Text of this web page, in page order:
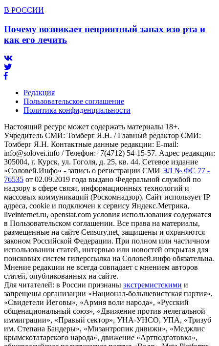
В РОССИИ
Почему возникает неприятный запах изо рта и
как его лечить
Редакция
Пользовательское соглашение
Политика конфиденциальности
Настоящий ресурс может содержать материалы 18+.
Учредитель СМИ: Томберг Я.Н. / Главный редактор СМИ:
Томберг Я.Н. Контактные данные редакции: E-mail:
info@solovei.info / Телефон:+7(4712) 54-15-57. Адрес редакции:
305004, г. Курск, ул. Гоголя, д. 25, кв. 44. Сетевое издание
«Соловей.Инфо» - запись о регистрации СМИ ЭЛ № ФС 77 -
76535 от 02.09.2019 года выдано Федеральной службой по
надзору в сфере связи, информационных технологий и
массовых коммуникаций (Роскомнадзор). Сайт использует IP
адреса, cookie и подключен к сервису Яндекс.Метрика,
liveinternet.ru, openstat.com условия использования содержатся
в Пользовательском соглашении. Все права на материалы,
размещенные на сайте Censury.net, защищены и охраняются
законом Российской Федерации. При полном или частичном
использовании статей, интервью или новостей открытая для
поисковых систем гиперссылка на Соловей.инфо обязательна.
Мнение редакции не всегда совпадает с мнением авторов
статей, опубликованных на сайте.
Для читателей: в России признаны экстремистскими и
запрещены организации «Национал-большевистская партия»,
«Свидетели Иеговы», «Армия воли народа», «Русский
общенациональный союз», «Движение против нелегальной
иммиграции», «Правый сектор», УНА-УНСО, УПА, «Тризуб
им. Степана Бандеры», «Мизантропик дивижн», «Меджлис
крымскотатарского народа», движение «Артподготовка»,